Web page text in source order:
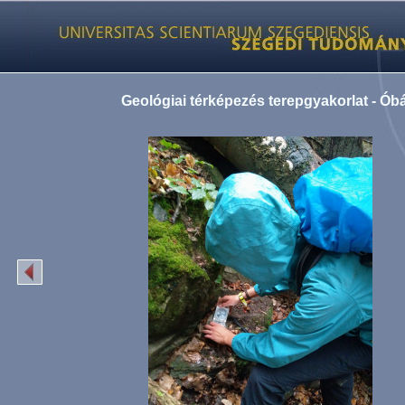
Geológiai térképezés terepgyakorlat -